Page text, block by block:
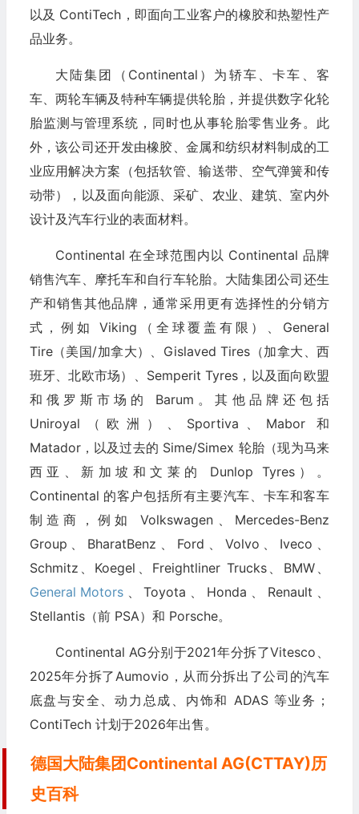
以及 ContiTech，即面向工业客户的橡胶和热塑性产
品业务。
大陆集团（Continental）为轿车、卡车、客
车、两轮车辆及特种车辆提供轮胎，并提供数字化轮
胎监测与管理系统，同时也从事轮胎零售业务。此
外，该公司还开发由橡胶、金属和纺织材料制成的工
业应用解决方案（包括软管、输送带、空气弹簧和传
动带），以及面向能源、采矿、农业、建筑、室内外
设计及汽车行业的表面材料。
Continental 在全球范围内以 Continental 品牌
销售汽车、摩托车和自行车轮胎。大陆集团公司还生
产和销售其他品牌，通常采用更有选择性的分销方
式，例如 Viking（全球覆盖有限）、General
Tire（美国/加拿大）、Gislaved Tires（加拿大、西
班牙、北欧市场）、Semperit Tyres，以及面向欧盟
和俄罗斯市场的 Barum。其他品牌还包括
Uniroyal（欧洲）、Sportiva、Mabor 和
Matador，以及过去的 Sime/Simex 轮胎（现为马来
西亚、新加坡和文莱的 Dunlop Tyres）。
Continental 的客户包括所有主要汽车、卡车和客车
制造商，例如 Volkswagen、Mercedes-Benz
Group、BharatBenz、Ford、Volvo、Iveco、
Schmitz、Koegel、Freightliner Trucks、BMW、
General Motors、Toyota、Honda、Renault、
Stellantis（前 PSA）和 Porsche。
Continental AG分别于2021年分拆了Vitesco、
2025年分拆了Aumovio，从而分拆出了公司的汽车
底盘与安全、动力总成、内饰和 ADAS 等业务；
ContiTech 计划于2026年出售。
德国大陆集团Continental AG(CTTAY)历
史百科